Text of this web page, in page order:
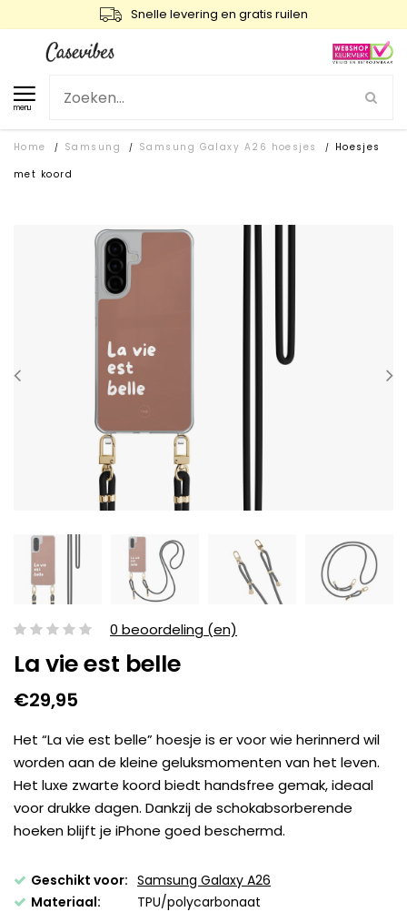
Snelle levering en gratis ruilen
menu
Home / Samsung / Samsung Galaxy A26 hoesjes /
Hoesjes
met koord
0 beoordeling (en)
La vie est belle
€29,95
Het “La vie est belle” hoesje is er voor wie herinnerd wil
worden aan de kleine geluksmomenten van het leven.
Het luxe zwarte koord biedt handsfree gemak, ideaal
voor drukke dagen. Dankzij de schokabsorberende
hoeken blijft je iPhone goed beschermd.
Geschikt voor: Samsung Galaxy A26
Materiaal:
TPU/polycarbonaat